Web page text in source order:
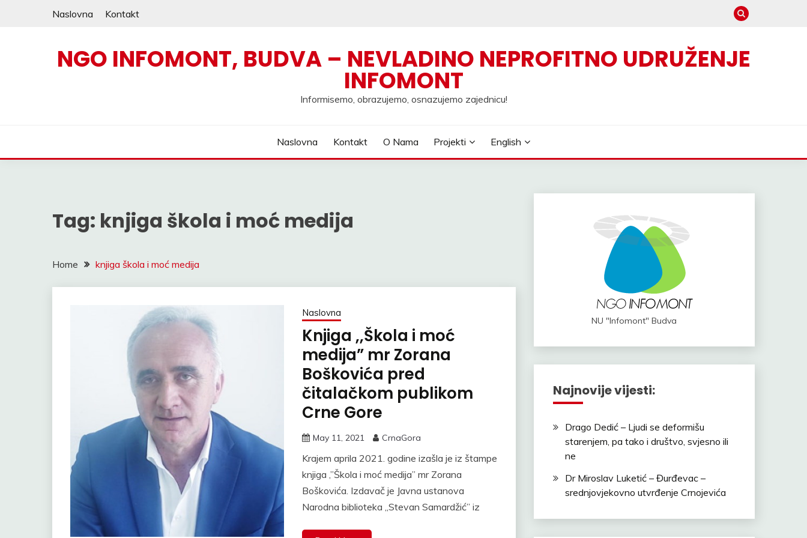
Naslovna Kontakt
NGO INFOMONT, BUDVA – NEVLADINO NEPROFITNO UDRUŽENJE
INFOMONT
Informisemo, obrazujemo, osnazujemo zajednicu!
Naslovna Kontakt O Nama Projekti English
Tag: knjiga škola i moć medija
Home knjiga škola i moć medija
Naslovna
Knjiga ,,Škola i moć
medija” mr Zorana
Boškovića pred
čitalačkom publikom
Crne Gore
May 11, 2021 CrnaGora
Krajem aprila 2021. godine izašla je iz štampe
knjiga ,”Škola i moć medija” mr Zorana
Boškovića. Izdavač je Javna ustanova
Narodna biblioteka ,,Stevan Samardžić” iz
NU "Infomont" Budva
Najnovije vijesti:
Drago Dedić – Ljudi se deformišu
starenjem, pa tako i društvo, svjesno ili
ne
Dr Miroslav Luketić – Đurđevac –
srednjovjekovno utvrđenje Crnojevića